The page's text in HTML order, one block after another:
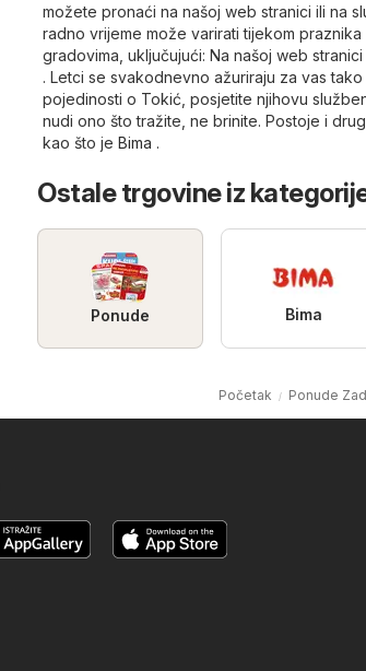
možete pronaći na našoj web stranici ili na
radno vrijeme može varirati tijekom
gradovima, uključujući: Na našoj web
. Letci se svakodnevno ažuriraju za vas
pojedinosti o Tokić, posjetite njihovu
nudi ono što tražite, ne brinite. Postoje i
kao što je Bima .
Ostale trgovine iz
Ponude Bima
Početak Ponude